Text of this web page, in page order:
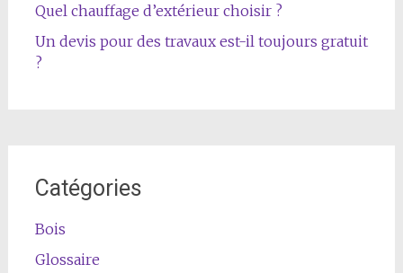
Quel chauffage d’extérieur choisir ?
Un devis pour des travaux est-il toujours gratuit
?
Catégories
Bois
Glossaire